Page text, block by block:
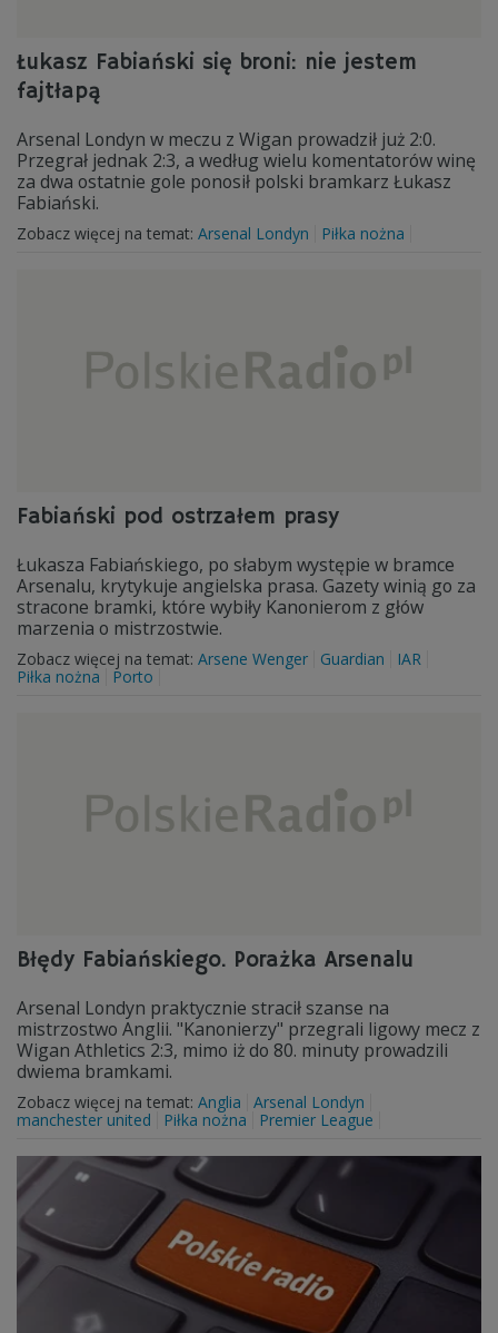
Łukasz Fabiański się broni: nie jestem
fajtłapą
Arsenal Londyn w meczu z Wigan prowadził już 2:0.
Przegrał jednak 2:3, a według wielu komentatorów winę
za dwa ostatnie gole ponosił polski bramkarz Łukasz
Fabiański.
Zobacz więcej na temat: Arsenal Londyn Piłka nożna
Fabiański pod ostrzałem prasy
Łukasza Fabiańskiego, po słabym występie w bramce
Arsenalu, krytykuje angielska prasa. Gazety winią go za
stracone bramki, które wybiły Kanonierom z głów
marzenia o mistrzostwie.
Zobacz więcej na temat: Arsene Wenger Guardian
IAR
Piłka nożna
Porto
Błędy Fabiańskiego. Porażka Arsenalu
Arsenal Londyn praktycznie stracił szanse na
mistrzostwo Anglii. "Kanonierzy" przegrali ligowy mecz z
Wigan Athletics 2:3, mimo iż do 80. minuty prowadzili
dwiema bramkami.
Zobacz więcej na temat: Anglia
Arsenal Londyn
manchester united
Piłka nożna Premier League